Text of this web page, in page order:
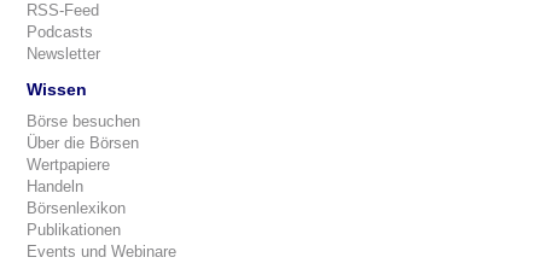
RSS-Feed
Podcasts
Newsletter
Wissen
Börse besuchen
Über die Börsen
Wertpapiere
Handeln
Börsenlexikon
Publikationen
Events und Webinare